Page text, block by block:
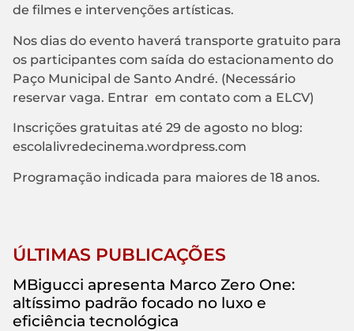
de filmes e intervenções artísticas.
Nos dias do evento haverá transporte gratuito para
os participantes com saída do estacionamento do
Paço Municipal de Santo André. (Necessário
reservar vaga. Entrar em contato com a ELCV)
Inscrições gratuitas até 29 de agosto no blog:
escolalivredecinema.wordpress.com
Programação indicada para maiores de 18 anos.
ÚLTIMAS PUBLICAÇÕES
MBigucci apresenta Marco Zero One:
altíssimo padrão focado no luxo e
eficiência tecnológica